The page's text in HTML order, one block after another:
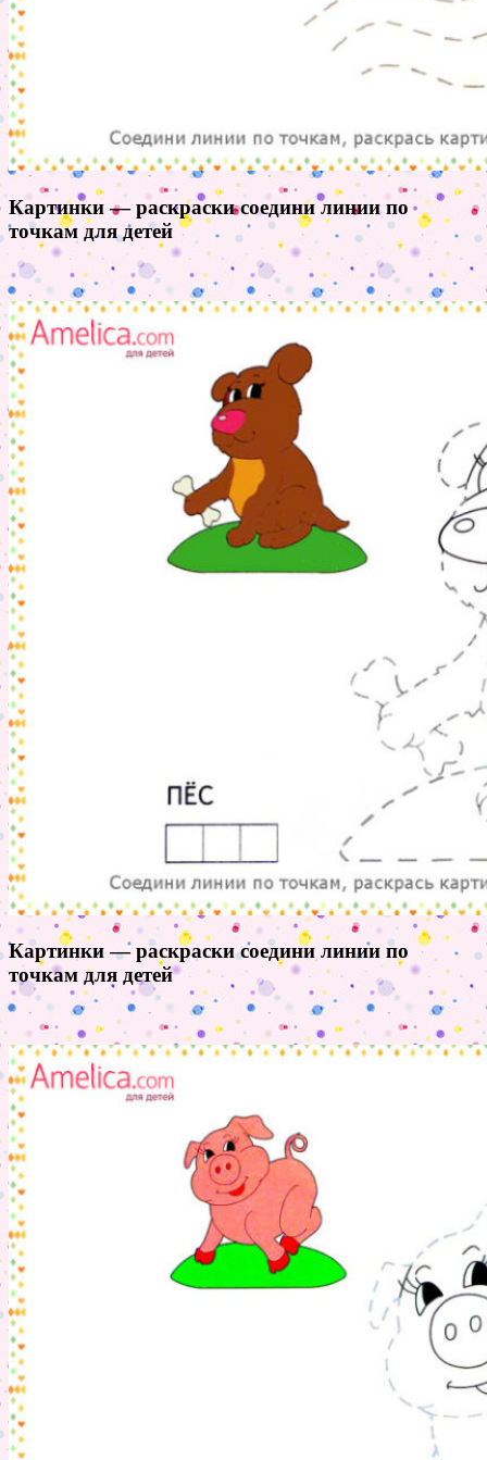
Картинки — раскраски соедини линии по
точкам для детей
Картинки — раскраски соедини линии по
точкам для детей